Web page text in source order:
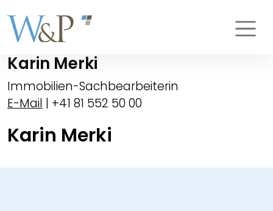
Karin Merki
Immobilien-Sachbearbeiterin
E-Mail | +41 81 552 50 00
Karin Merki